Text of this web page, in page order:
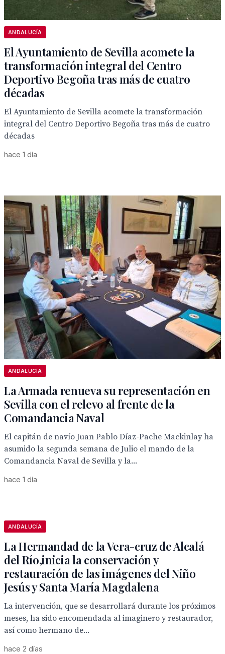
ANDALUCÍA
El Ayuntamiento de Sevilla acomete la
transformación integral del Centro
Deportivo Begoña tras más de cuatro
décadas
El Ayuntamiento de Sevilla acomete la transformación
integral del Centro Deportivo Begoña tras más de cuatro
décadas
hace 1 día
ANDALUCÍA
La Armada renueva su representación en
Sevilla con el relevo al frente de la
Comandancia Naval
El capitán de navío Juan Pablo Díaz-Pache Mackinlay ha
asumido la segunda semana de Julio el mando de la
Comandancia Naval de Sevilla y la...
hace 1 día
ANDALUCÍA
La Hermandad de la Vera-cruz de Alcalá
del Río,inicia la conservación y
restauración de las imágenes del Niño
Jesús y Santa María Magdalena
La intervención, que se desarrollará durante los próximos
meses, ha sido encomendada al imaginero y restaurador,
así como hermano de...
hace 2 días